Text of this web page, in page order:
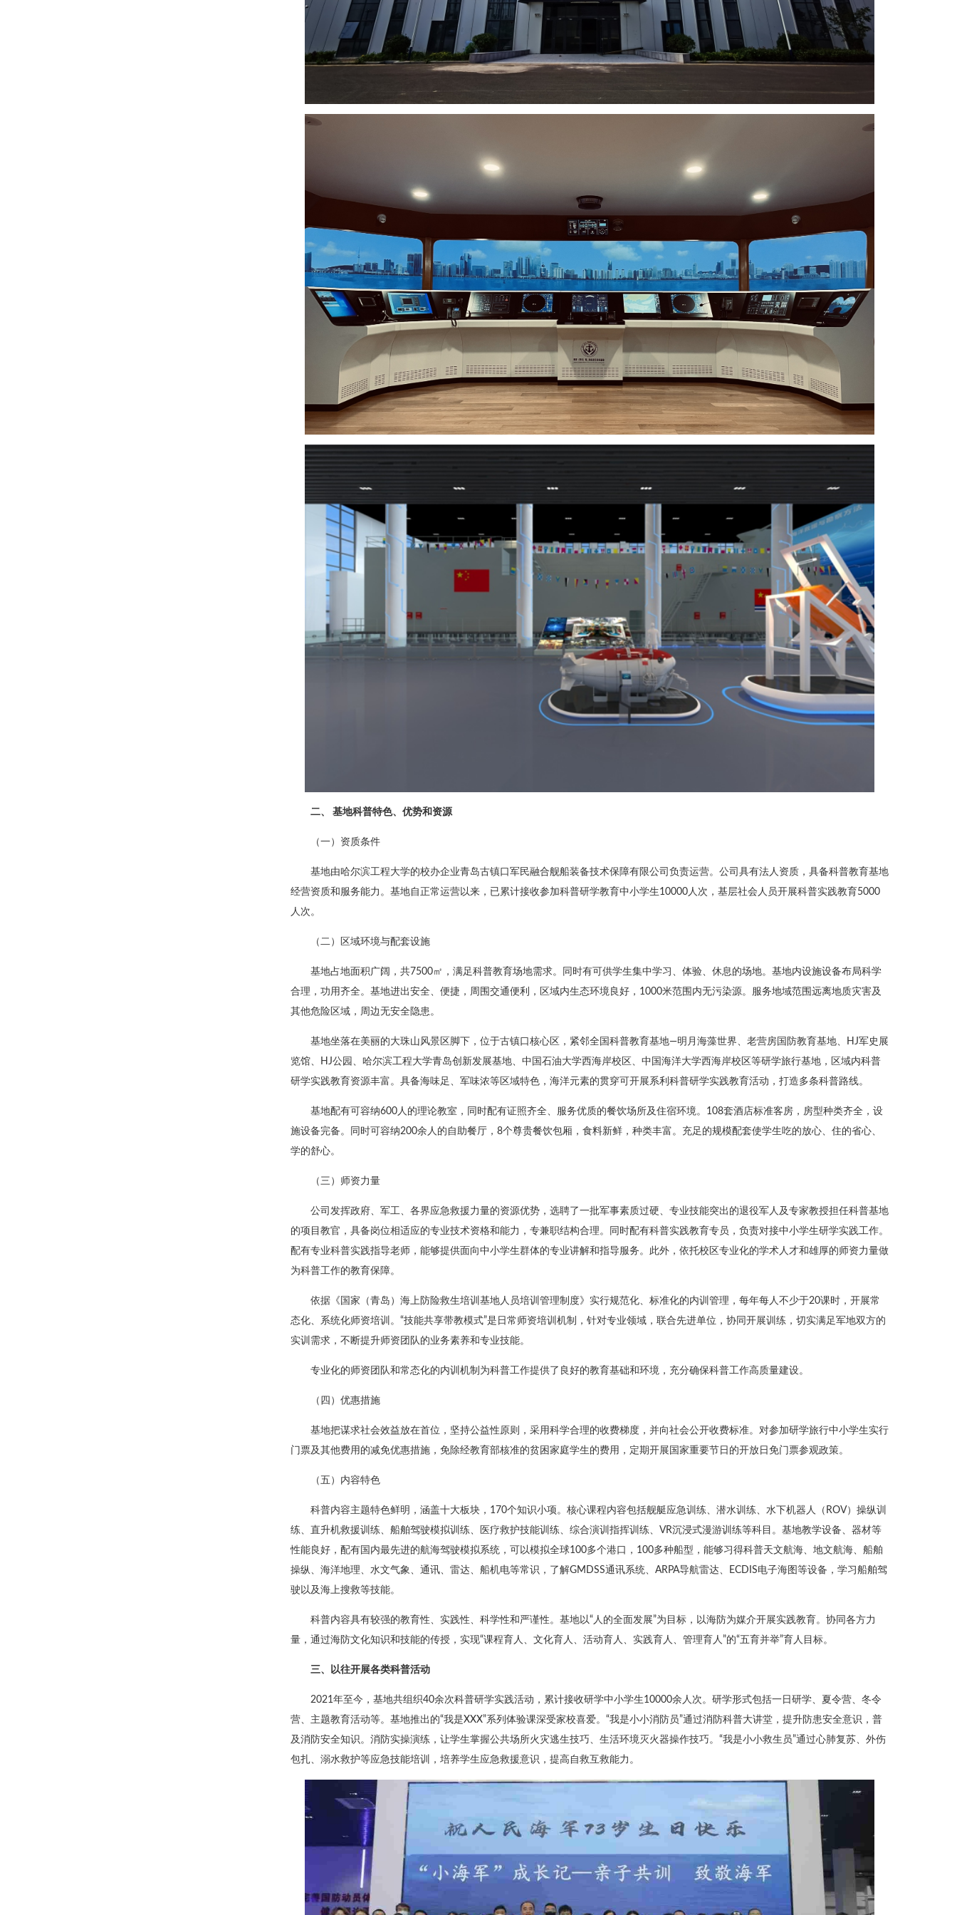
二、 基地科普特色、优势和资源
（一）资质条件
基地由哈尔滨工程大学的校办企业青岛古镇口军民融合舰船装备技术保障有限公司负责运营。公司具有法人资质，具备科普教育基地
经营资质和服务能力。基地自正常运营以来，已累计接收参加科普研学教育中小学生10000人次，基层社会人员开展科普实践教育5000
人次。
（二）区域环境与配套设施
基地占地面积广阔，共7500㎡，满足科普教育场地需求。同时有可供学生集中学习、体验、休息的场地。基地内设施设备布局科学
合理，功用齐全。基地进出安全、便捷，周围交通便利，区域内生态环境良好，1000米范围内无污染源。服务地域范围远离地质灾害及
其他危险区域，周边无安全隐患。
基地坐落在美丽的大珠山风景区脚下，位于古镇口核心区，紧邻全国科普教育基地—明月海藻世界、老营房国防教育基地、HJ军史展
览馆、HJ公园、哈尔滨工程大学青岛创新发展基地、中国石油大学西海岸校区、中国海洋大学西海岸校区等研学旅行基地，区域内科普
研学实践教育资源丰富。具备海味足、军味浓等区域特色，海洋元素的贯穿可开展系利科普研学实践教育活动，打造多条科普路线。
基地配有可容纳600人的理论教室，同时配有证照齐全、服务优质的餐饮场所及住宿环境。108套酒店标准客房，房型种类齐全，设
施设备完备。同时可容纳200余人的自助餐厅，8个尊贵餐饮包厢，食料新鲜，种类丰富。充足的规模配套使学生吃的放心、住的省心、
学的舒心。
（三）师资力量
公司发挥政府、军工、各界应急救援力量的资源优势，选聘了一批军事素质过硬、专业技能突出的退役军人及专家教授担任科普基地
的项目教官，具备岗位相适应的专业技术资格和能力，专兼职结构合理。同时配有科普实践教育专员，负责对接中小学生研学实践工作。
配有专业科普实践指导老师，能够提供面向中小学生群体的专业讲解和指导服务。此外，依托校区专业化的学术人才和雄厚的师资力量做
为科普工作的教育保障。
依据《国家（青岛）海上防险救生培训基地人员培训管理制度》实行规范化、标准化的内训管理，每年每人不少于20课时，开展常
态化、系统化师资培训。“技能共享带教模式”是日常师资培训机制，针对专业领域，联合先进单位，协同开展训练，切实满足军地双方的
实训需求，不断提升师资团队的业务素养和专业技能。
专业化的师资团队和常态化的内训机制为科普工作提供了良好的教育基础和环境，充分确保科普工作高质量建设。
（四）优惠措施
基地把谋求社会效益放在首位，坚持公益性原则，采用科学合理的收费梯度，并向社会公开收费标准。对参加研学旅行中小学生实行
门票及其他费用的减免优惠措施，免除经教育部核准的贫困家庭学生的费用，定期开展国家重要节日的开放日免门票参观政策。
（五）内容特色
科普内容主题特色鲜明，涵盖十大板块，170个知识小项。核心课程内容包括舰艇应急训练、潜水训练、水下机器人（ROV）操纵训
练、直升机救援训练、船舶驾驶模拟训练、医疗救护技能训练、综合演训指挥训练、VR沉浸式漫游训练等科目。基地教学设备、器材等
性能良好，配有国内最先进的航海驾驶模拟系统，可以模拟全球100多个港口，100多种船型，能够习得科普天文航海、地文航海、船舶
操纵、海洋地理、水文气象、通讯、雷达、船机电等常识，了解GMDSS通讯系统、ARPA导航雷达、ECDIS电子海图等设备，学习船舶驾
驶以及海上搜救等技能。
科普内容具有较强的教育性、实践性、科学性和严谨性。基地以“人的全面发展”为目标，以海防为媒介开展实践教育。协同各方力
量，通过海防文化知识和技能的传授，实现“课程育人、文化育人、活动育人、实践育人、管理育人”的“五育并举”育人目标。
三、以往开展各类科普活动
2021年至今，基地共组织40余次科普研学实践活动，累计接收研学中小学生10000余人次。研学形式包括一日研学、夏令营、冬令
营、主题教育活动等。基地推出的“我是XXX”系列体验课深受家校喜爱。“我是小小消防员”通过消防科普大讲堂，提升防患安全意识，普
及消防安全知识。消防实操演练，让学生掌握公共场所火灾逃生技巧、生活环境灭火器操作技巧。“我是小小救生员”通过心肺复苏、外伤
包扎、溺水救护等应急技能培训，培养学生应急救援意识，提高自救互救能力。